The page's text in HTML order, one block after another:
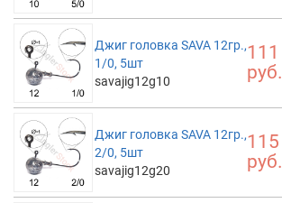
Джиг головка SAVA 12гр.,
1/0, 5шт
savajig12g10
111
руб.
Джиг головка SAVA 12гр.,
2/0, 5шт
savajig12g20
115
руб.